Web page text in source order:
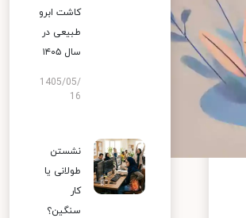
کاشت ابرو
طبیعی در
سال ۱۴۰۵
1405/05/
16
نشستن
طولانی یا
کار
سنگین؟